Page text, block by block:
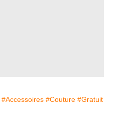
#Accessoires #Couture #Gratuit